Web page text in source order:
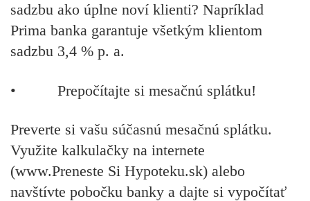
sadzbu ako úplne noví klienti? Napríklad
Prima banka garantuje všetkým klientom
sadzbu 3,4 % p. a.
• Prepočítajte si mesačnú splátku!
Preverte si vašu súčasnú mesačnú splátku.
Využite kalkulačky na internete
(www.Preneste Si Hypoteku.sk) alebo
navštívte pobočku banky a dajte si vypočítať